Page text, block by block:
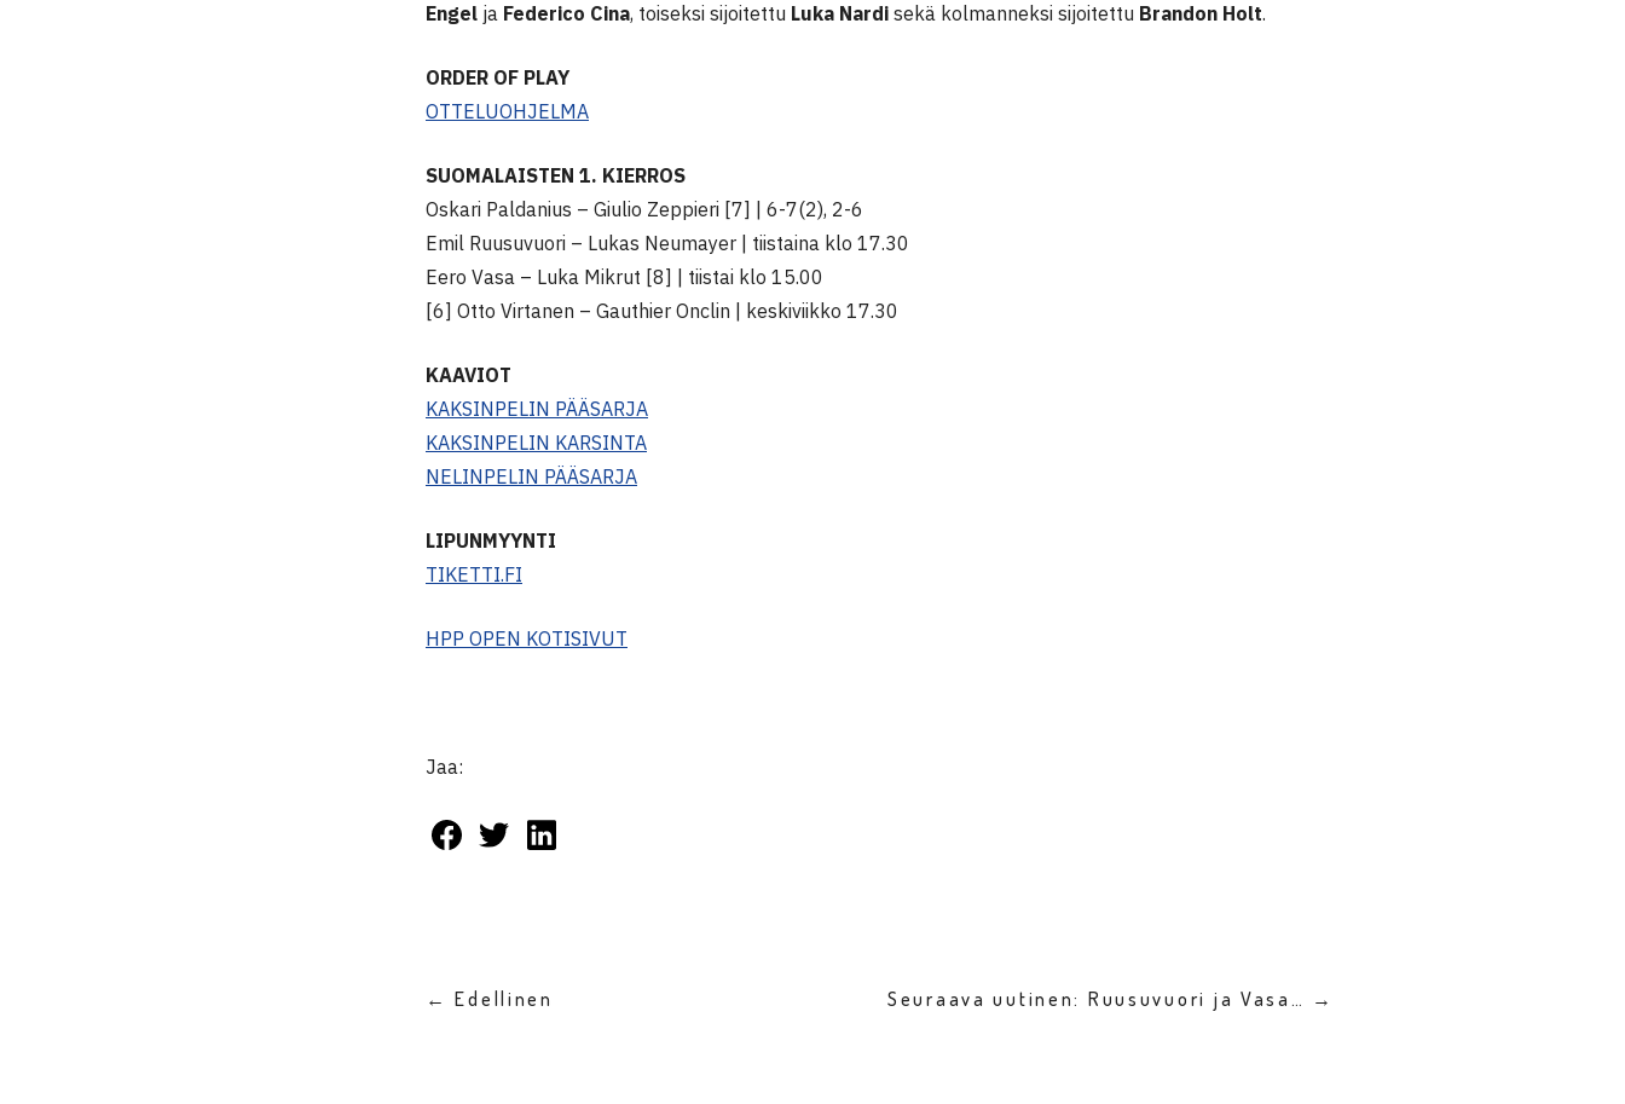
Engel ja Federico Cina, toiseksi sijoitettu Luka Nardi sekä kolmanneksi sijoitettu Brandon Holt.
ORDER OF PLAY
OTTELUOHJELMA
SUOMALAISTEN 1. KIERROS
Oskari Paldanius – Giulio Zeppieri [7] | 6-7(2), 2-6
Emil Ruusuvuori – Lukas Neumayer | tiistaina klo 17.30
Eero Vasa – Luka Mikrut [8] | tiistai klo 15.00
[6] Otto Virtanen – Gauthier Onclin | keskiviikko 17.30
KAAVIOT
KAKSINPELIN PÄÄSARJA
KAKSINPELIN KARSINTA
NELINPELIN PÄÄSARJA
LIPUNMYYNTI
TIKETTI.FI
HPP OPEN KOTISIVUT
Jaa:
← Edellinen Seuraava uutinen: Ruusuvuori ja Vasa… →